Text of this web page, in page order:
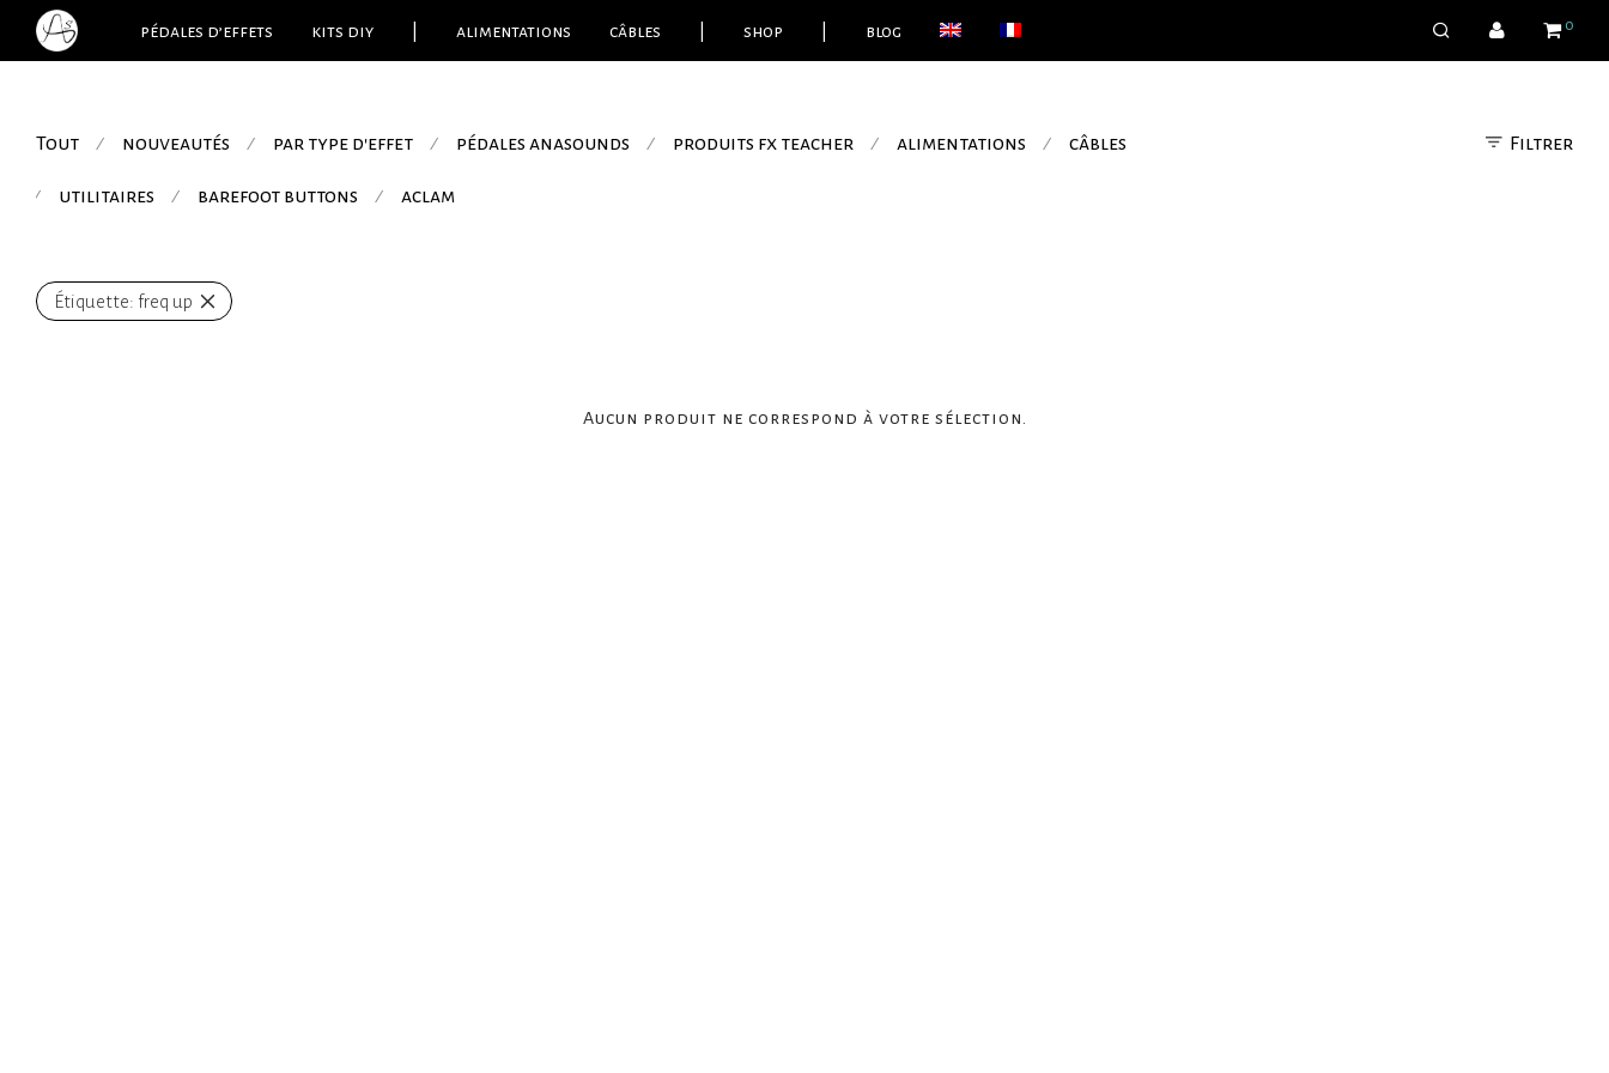
pédales d’effets kits diy alimentations câbles shop blog 0
Filtrer
Tout ⁄ nouveautés ⁄ par type d'effet ⁄ pédales anasounds ⁄ produits fx teacher ⁄ alimentations ⁄ câbles
⁄ utilitaires ⁄ barefoot buttons ⁄ aclam
Étiquette: freq up
Aucun produit ne correspond à votre sélection.